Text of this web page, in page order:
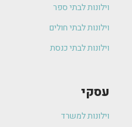
וילונות לבתי ספר
וילונות לבתי חולים
וילונות לבתי כנסת
עסקי
וילונות למשרד